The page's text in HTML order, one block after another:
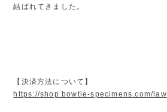
結ばれてきました。
【決済方法について】
https://shop.bowtie-specimens.com/law